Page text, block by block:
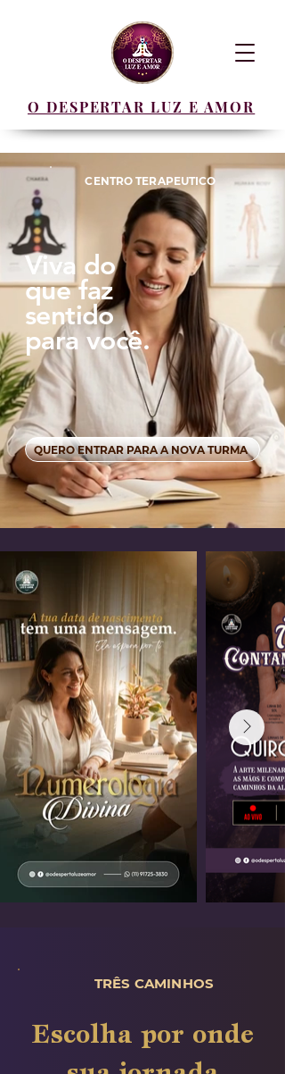
O DESPERTAR LUZ E AMOR
CENTRO TERAPEUTICO
Viva do
que faz
sentido
para você.
QUERO ENTRAR PARA A NOVA TURMA
TRÊS CAMINHOS
Escolha por onde